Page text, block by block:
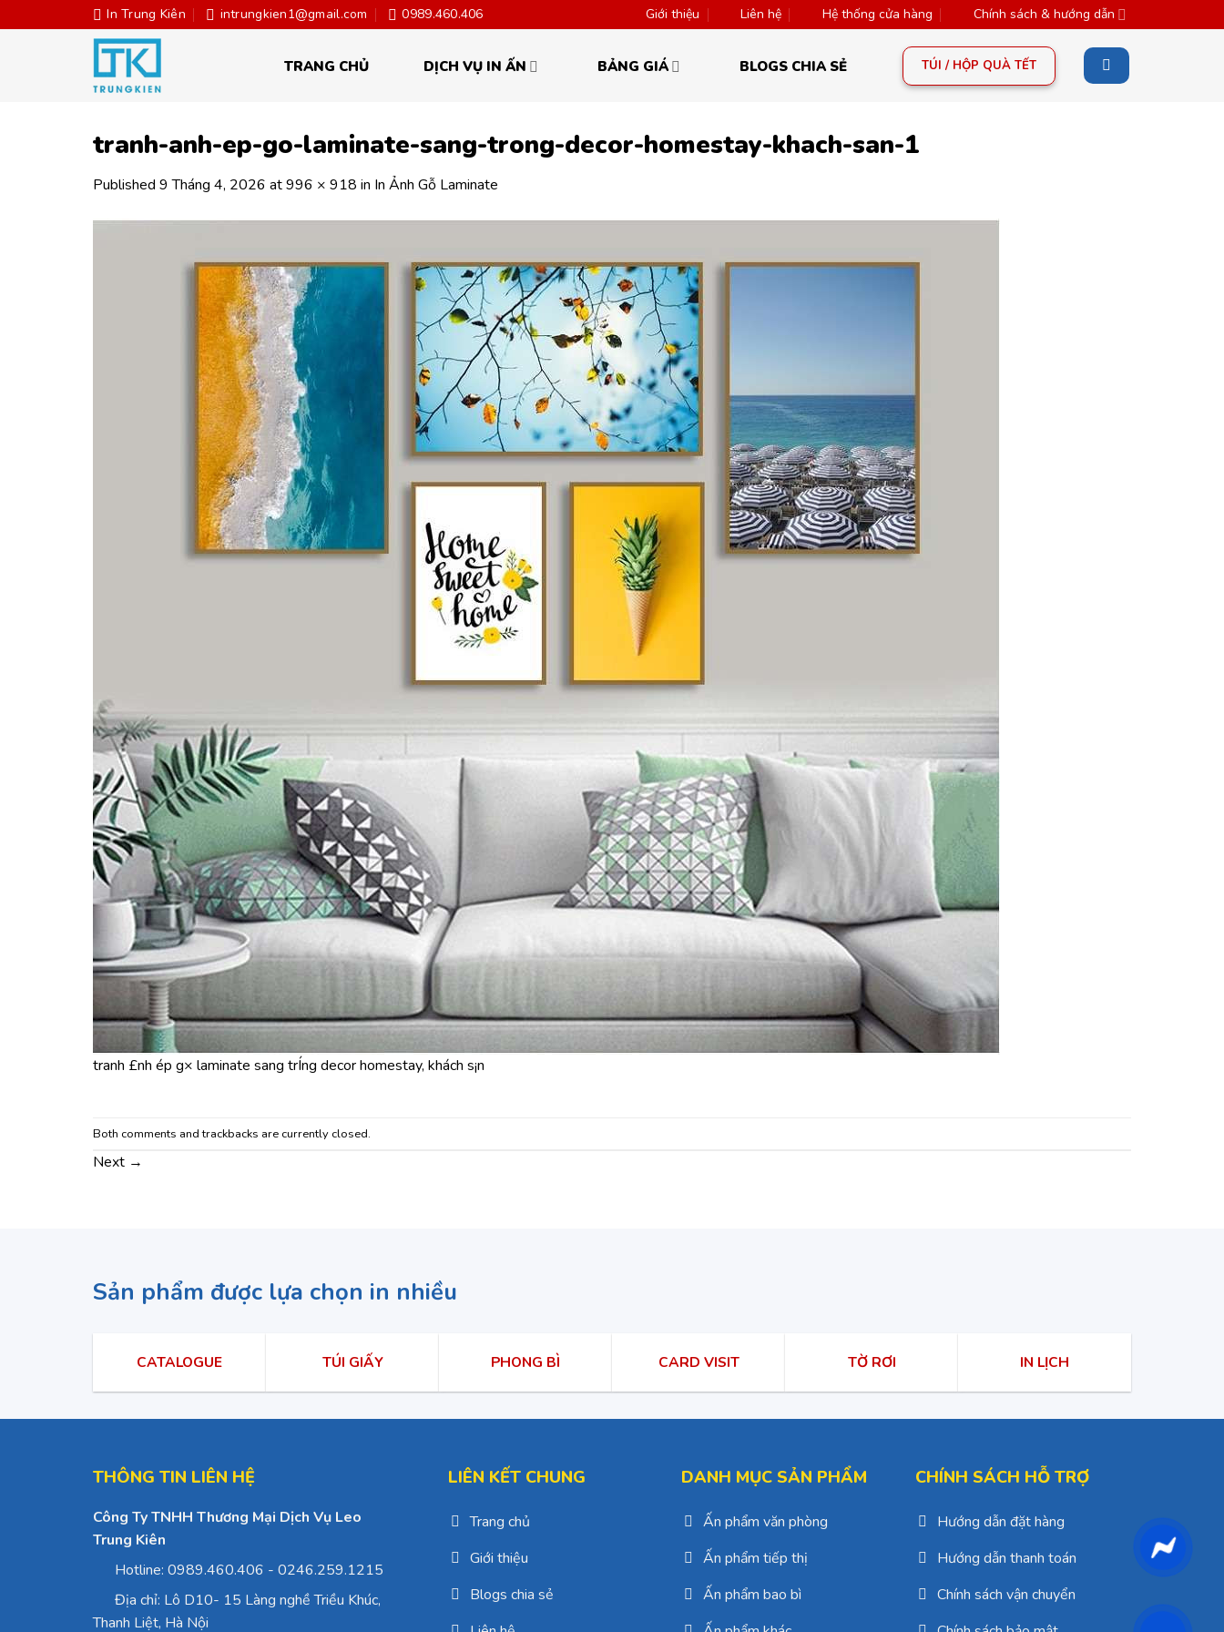
to
In Trung Kiên intrungkien1@gmail.com 0989.460.406 Giới thiệu Liên hệ Hệ thống cửa hàng Chính sách & hướng dẫn
TRANG CHỦ DỊCH VỤ IN ẤN BẢNG GIÁ BLOGS CHIA SẺ TÚI / HỘP QUÀ TẾT
tranh-anh-ep-go-laminate-sang-trong-decor-homestay-khach-san-1
Published 9 Tháng 4, 2026 at996 × 918 in In Ảnh Gỗ Laminate
tranh £nh ép g× laminate sang trÍng decor homestay, khách s¡n
Both comments and trackbacks are currently closed.
Next →
Sản phẩm được lựa chọn in nhiều
CATALOGUE TÚI GIẤY PHONG BÌ CARD VISIT TỜ RƠI IN LỊCH
THÔNG TIN LIÊN HỆ
Công Ty TNHH Thương Mại Dịch Vụ Leo
Trung Kiên
Hotline: 0989.460.406 - 0246.259.1215
Địa chỉ: Lô D10- 15 Làng nghề Triều Khúc,
Thanh Liệt, Hà Nội
LIÊN KẾT CHUNG
Trang chủ
Giới thiệu
Blogs chia sẻ
DANH MỤC SẢN PHẨM
Ấn phẩm văn phòng
Ấn phẩm tiếp thị
Ấn phẩm bao bì
CHÍNH SÁCH HỖ TRỢ
Hướng dẫn đặt hàng
Hướng dẫn thanh toán
Chính sách vận chuyển